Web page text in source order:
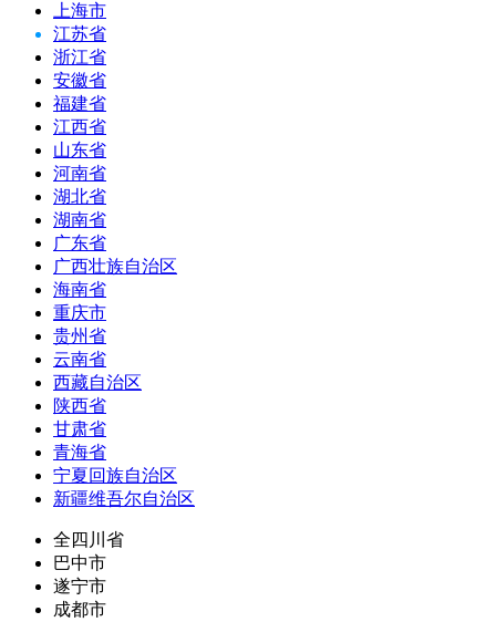
上海市
江苏省
浙江省
安徽省
福建省
江西省
山东省
河南省
湖北省
湖南省
广东省
广西壮族自治区
海南省
重庆市
贵州省
云南省
西藏自治区
陕西省
甘肃省
青海省
宁夏回族自治区
新疆维吾尔自治区
全四川省
巴中市
遂宁市
成都市